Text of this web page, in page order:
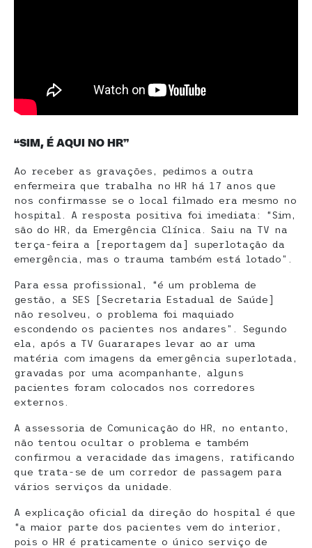
“SIM, É AQUI NO HR”
Ao receber as gravações, pedimos a outra
enfermeira que trabalha no HR há 17 anos que
nos confirmasse se o local filmado era mesmo no
hospital. A resposta positiva foi imediata: “Sim,
são do HR, da Emergência Clínica. Saiu na TV na
terça-feira a [reportagem da] superlotação da
emergência, mas o trauma também está lotado”.
Para essa profissional, “é um problema de
gestão, a SES [Secretaria Estadual de Saúde]
não resolveu, o problema foi maquiado
escondendo os pacientes nos andares”. Segundo
ela, após a TV Guararapes levar ao ar uma
matéria com imagens da emergência superlotada,
gravadas por uma acompanhante, alguns
pacientes foram colocados nos corredores
externos.
A assessoria de Comunicação do HR, no entanto,
não tentou ocultar o problema e também
confirmou a veracidade das imagens, ratificando
que trata-se de um corredor de passagem para
vários serviços da unidade.
A explicação oficial da direção do hospital é que
“a maior parte dos pacientes vem do interior,
pois o HR é praticamente o único serviço de